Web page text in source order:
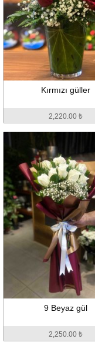
Kırmızı güller
2,220.00 ₺
9 Beyaz gül
2,250.00 ₺